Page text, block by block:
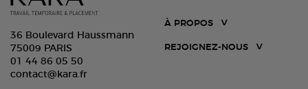
36 Boulevard Haussmann
75009 PARIS
01 44 86 05 50
contact@kara.fr
À PROPOS
REJOIGNEZ-NOUS